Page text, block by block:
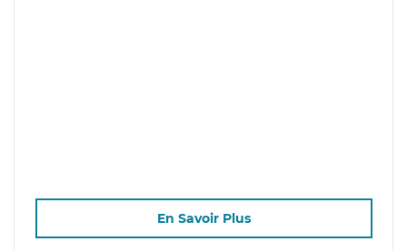
En Savoir Plus